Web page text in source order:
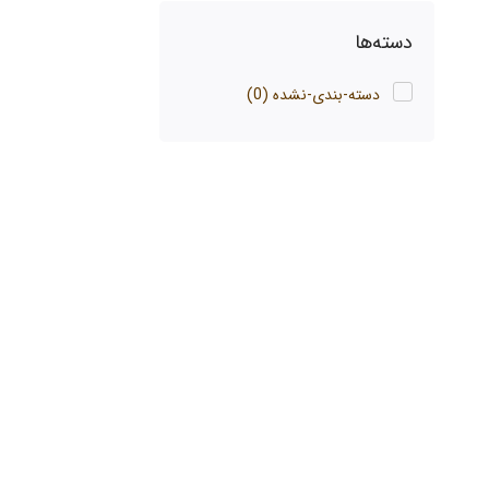
دسته‌ها
دسته-بندی-نشده (0)